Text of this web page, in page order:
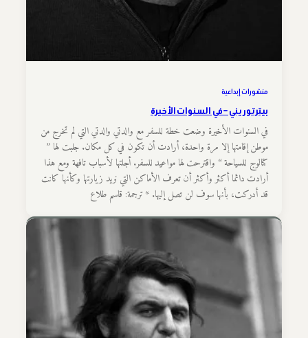
منشورات إبداعية
بيتر توريني – في السنوات الأخيرة
في السنوات الأخيرة وضعت خطة للسفر مع والدتي والدتي التي لم تخرج من
موطن إقامتها إلا مرة واحدة، أرادت أن تكون في كل مكان. جلبت لها ”
كتالوج للسياحة “ واقترحت لها مواعيد للسفر. أجلتها لأسباب تافهة ومع هذا
أرادت دائما أكثر وأكثر أن تعرف الأماكن التي نريد زيارتها وكأنها كانت
قد أدركت، بأنها سوف لن تصل إليها. * ترجمة: قاسم طلاع